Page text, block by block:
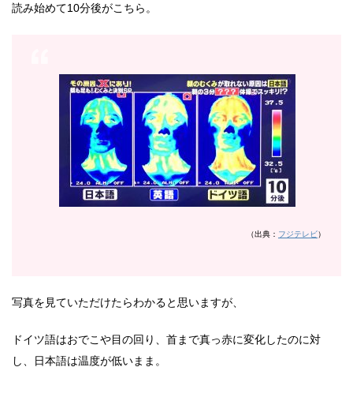
読み始めて10分後がこちら。
（出典： フジテレビ）
写真を見ていただけたらわかると思いますが、
ドイツ語はおでこや目の回り、首まで真っ赤に変化したのに対
し、日本語は温度が低いまま。